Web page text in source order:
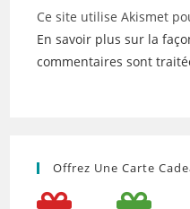
Ce site utilise Akismet
En savoir plus sur la
commentaires sont
Offrez Une Carte